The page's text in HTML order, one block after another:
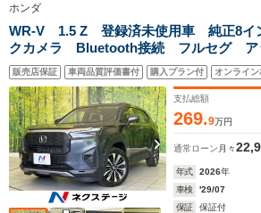
ホンダ
WR-V 1.5 Z 登録済未使用車 純正8イ
クカメラ Bluetooth接続 フルセグ ア
イ ホンダセンシング アダプティブク
アシスト オートハイビーム LEDヘッ
販売店保証 車両品質評価書付 購入プラン付 オンライ
支払総額
269.9万円
通常ローン 月々
年式 2026年
車検
'29/07
保証
保証付